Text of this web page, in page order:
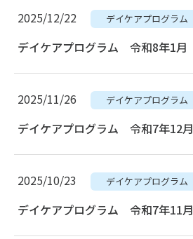
2025/12/22 デイケアプログラム
デイケアプログラム 令和8年1月
2025/11/26 デイケアプログラム
デイケアプログラム 令和7年12月
2025/10/23 デイケアプログラム
デイケアプログラム 令和7年11月